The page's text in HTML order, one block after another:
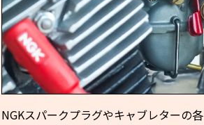
NGKスパークプラグやキャブレターの